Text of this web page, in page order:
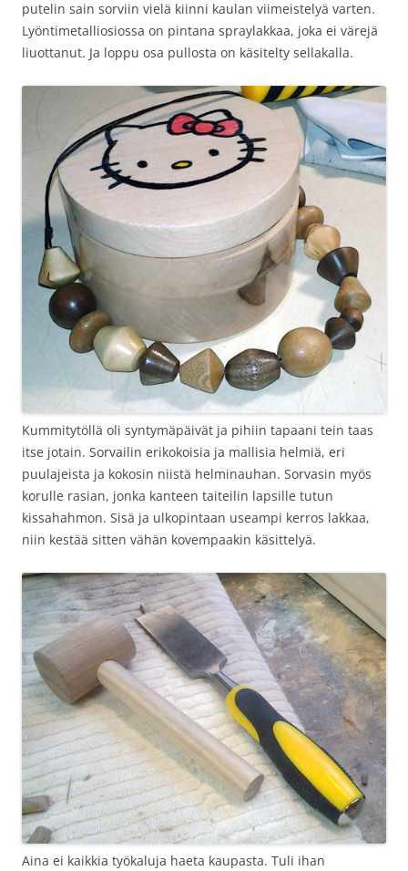
putelin sain sorviin vielä kiinni kaulan viimeistelyä varten.
Lyöntimetalliosiossa on pintana spraylakkaa, joka ei värejä
liuottanut. Ja loppu osa pullosta on käsitelty sellakalla.
Kummitytöllä oli syntymäpäivät ja pihiin tapaani tein taas
itse jotain. Sorvailin erikokoisia ja mallisia helmiä, eri
puulajeista ja kokosin niistä helminauhan. Sorvasin myös
korulle rasian, jonka kanteen taiteilin lapsille tutun
kissahahmon. Sisä ja ulkopintaan useampi kerros lakkaa,
niin kestää sitten vähän kovempaakin käsittelyä.
Aina ei kaikkia työkaluja haeta kaupasta. Tuli ihan